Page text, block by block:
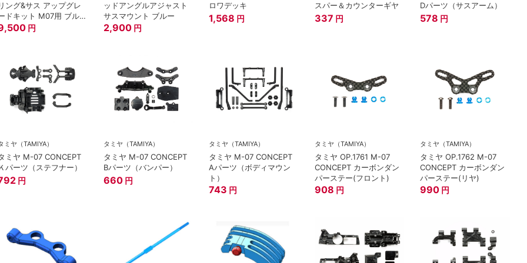
ング&サス アップグレ
ドキット M07用 ブル
円
ッドアングルアジャスト
サスマウント ブルー
2,900 円
ロワデッキ
1,568 円
スパー＆カウンターギヤ
337 円
Dパーツ（サスアーム）
578 円
ミヤ（TAMIYA）
ミヤ M-07 CONCEPT
パーツ（ステフナー）
円
タミヤ（TAMIYA）
タミヤ M-07 CONCEPT
Bパーツ（バンパー）
660 円
タミヤ（TAMIYA）
タミヤ M-07 CONCEPT
Aパーツ（ボディマウン
ト）
743 円
タミヤ（TAMIYA）
タミヤ OP.1761 M-07
CONCEPT カーボンダン
パーステー(フロント)
908 円
タミヤ（TAMIYA）
タミヤ OP.1762 M-07
CONCEPT カーボンダン
パーステー(リヤ)
990 円